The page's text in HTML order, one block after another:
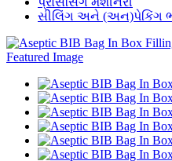
સીલિંગ અને (અન)પેકિંગ